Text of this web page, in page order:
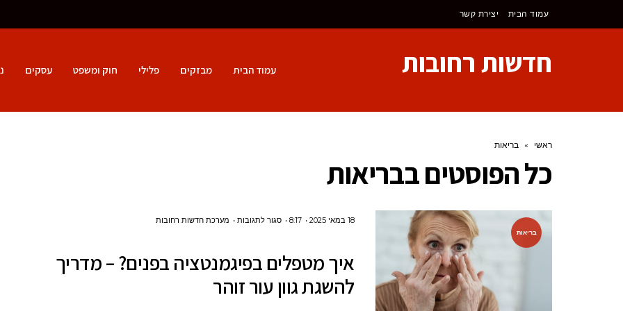
עמוד הבית יצירת קשר
חדשות רחובות עמוד הבית מבזקים פלילי חוק ומשפט עסקים
ראשי » בריאות
כל הפוסטים בבריאות
בריאות
18 במאי 2025 8:17 סגור לתגובותעל
מטפלים
מערכת חדשות רחובות
איך מטפלים בפיגמנטציה בפנים? – מדריך
להשגת גוון עור זוהר